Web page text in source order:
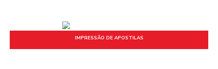
IMPRESSÃO DE APOSTILAS